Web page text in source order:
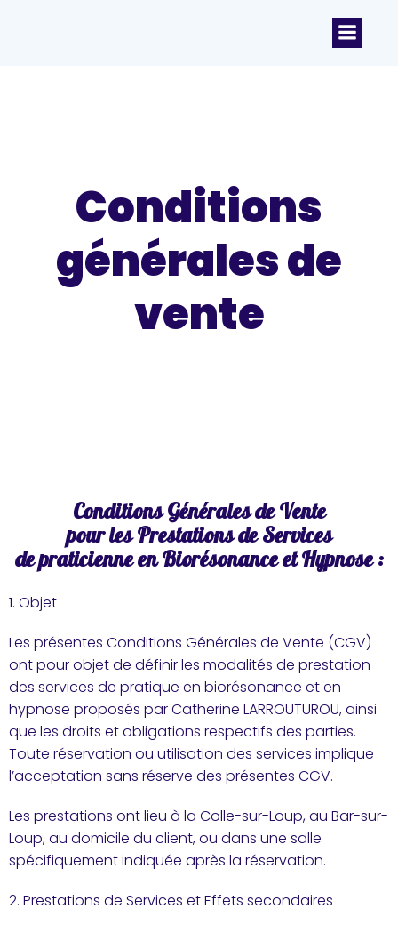
Conditions
générales de
vente
Conditions Générales de Vente
pour les Prestations de Services
de praticienne en Biorésonance et Hypnose :
1. Objet
Les présentes Conditions Générales de Vente (CGV)
ont pour objet de définir les modalités de prestation
des services de pratique en biorésonance et en
hypnose proposés par Catherine LARROUTUROU, ainsi
que les droits et obligations respectifs des parties.
Toute réservation ou utilisation des services implique
l’acceptation sans réserve des présentes CGV.
Les prestations ont lieu à la Colle-sur-Loup, au Bar-sur-
Loup, au domicile du client, ou dans une salle
spécifiquement indiquée après la réservation.
2. Prestations de Services et Effets secondaires